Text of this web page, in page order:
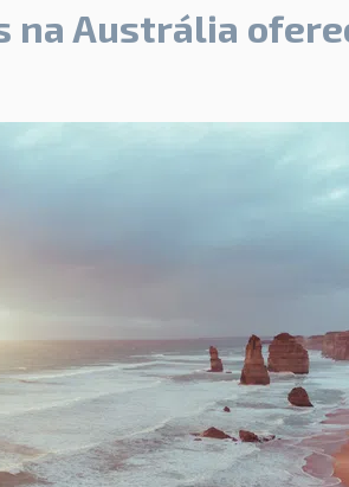
na Austrália